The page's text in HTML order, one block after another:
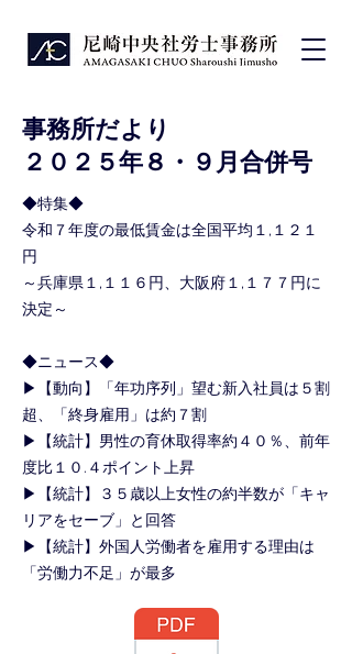
事務所だより
２０２５年８・９ 月合併号
◆特集◆
令和７年度の最低賃金は全国平均１,１２１
円
～兵庫県１,１１６円、大阪府１,１７７円に
決定～
◆ニュース◆
▶【動向】「年功序列」望む新入社員は５割
超、「終身雇用」は約７割
▶【統計】男性の育休取得率約４０％、前年
度比１０.４ポイント上昇
▶【統計】３５歳以上女性の約半数が「キャ
リアをセーブ」と回答
▶【統計】外国人労働者を雇用する理由は
「労働力不足」が最多